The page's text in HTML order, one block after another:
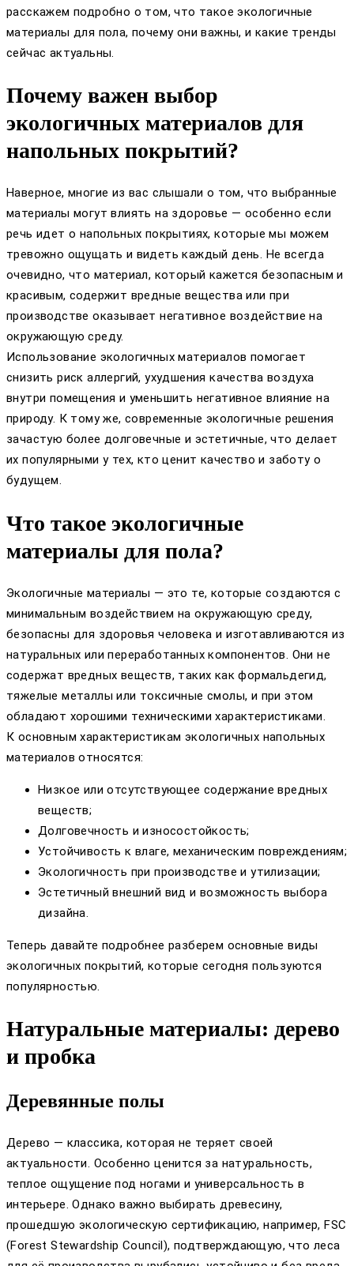
расскажем подробно о том, что такое экологичные
материалы для пола, почему они важны, и какие тренды
сейчас актуальны.
Почему важен выбор
экологичных материалов для
напольных покрытий?
Наверное, многие из вас слышали о том, что выбранные
материалы могут влиять на здоровье — особенно если
речь идет о напольных покрытиях, которые мы можем
тревожно ощущать и видеть каждый день. Не всегда
очевидно, что материал, который кажется безопасным и
красивым, содержит вредные вещества или при
производстве оказывает негативное воздействие на
окружающую среду.
Использование экологичных материалов помогает
снизить риск аллергий, ухудшения качества воздуха
внутри помещения и уменьшить негативное влияние на
природу. К тому же, современные экологичные решения
зачастую более долговечные и эстетичные, что делает
их популярными у тех, кто ценит качество и заботу о
будущем.
Что такое экологичные
материалы для пола?
Экологичные материалы — это те, которые создаются с
минимальным воздействием на окружающую среду,
безопасны для здоровья человека и изготавливаются из
натуральных или переработанных компонентов. Они не
содержат вредных веществ, таких как формальдегид,
тяжелые металлы или токсичные смолы, и при этом
обладают хорошими техническими характеристиками.
К основным характеристикам экологичных напольных
материалов относятся:
Низкое или отсутствующее содержание вредных
веществ;
Долговечность и износостойкость;
Устойчивость к влаге, механическим повреждениям;
Экологичность при производстве и утилизации;
Эстетичный внешний вид и возможность выбора
дизайна.
Теперь давайте подробнее разберем основные виды
экологичных покрытий, которые сегодня пользуются
популярностью.
Натуральные материалы: дерево
и пробка
Деревянные полы
Дерево — классика, которая не теряет своей
актуальности. Особенно ценится за натуральность,
теплое ощущение под ногами и универсальность в
интерьере. Однако важно выбирать древесину,
прошедшую экологическую сертификацию, например, FSC
(Forest Stewardship Council), подтверждающую, что леса